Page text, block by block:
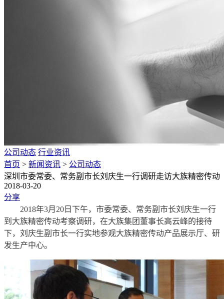
公司动态 行业资讯
首页 > 新闻资讯 > 公司动态
深圳市委常委、常务副市长刘庆生一行调研走访大族精密传动
2018-03-20
分享
2018年3月20日下午，市委常委、常务副市长刘庆生一行
到大族精密传动考察调研，在大族集团董事长高云峰的接待
下，刘庆生副市长一行实地参观大族精密传动产品展示厅、研
发生产中心。